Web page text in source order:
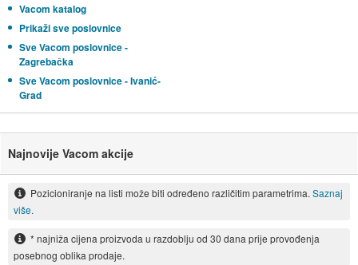
Vacom katalog
Prikaži sve poslovnice
Sve Vacom poslovnice -
Zagrebačka
Sve Vacom poslovnice - Ivanić-
Grad
Najnovije Vacom akcije
Pozicioniranje na listi može biti određeno različitim parametrima. Saznaj
više.
* najniža cijena proizvoda u razdoblju od 30 dana prije provođenja
posebnog oblika prodaje.